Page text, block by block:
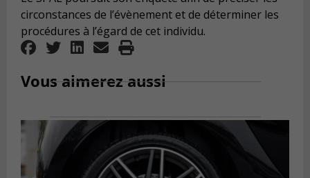
circonstances de l’évènement et de déterminer les
procédures à l’égard de cet individu.
Vous aimerez aussi